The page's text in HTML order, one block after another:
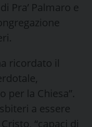
Pra’ Palmaro e
ricordato il
per la Chiesa”.
a essere
“capaci di